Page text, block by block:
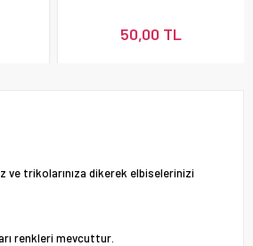
50,00 TL
ve trikolarınıza dikerek elbiselerinizi
renkleri mevcuttur.